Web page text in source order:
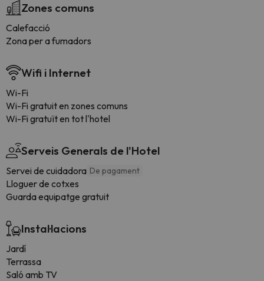
Zones comuns
Calefacció
Zona per a fumadors
Wifi i Internet
Wi-Fi
Wi-Fi gratuit en zones comuns
Wi-Fi gratuït en tot l'hotel
Serveis Generals de l'Hotel
Servei de cuidadora De pagament
Lloguer de cotxes
Guarda equipatge gratuit
Instal·lacions
Jardí
Terrassa
Saló amb TV